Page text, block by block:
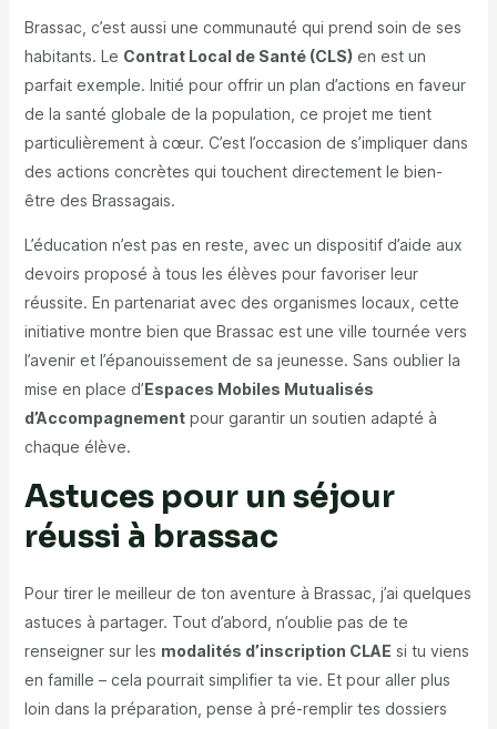
Brassac, c’est aussi une communauté qui prend soin de ses
habitants. Le Contrat Local de Santé (CLS)en est un
parfait exemple. Initié pour offrir un plan d’actions en faveur
de la santé globale de la population, ce projet me tient
particulièrement à cœur. C’est l’occasion de s’impliquer dans
des actions concrètes qui touchent directement le bien-
être des Brassagais.
L’éducation n’est pas en reste, avec un dispositif d’aide aux
devoirs proposé à tous les élèves pour favoriser leur
réussite. En partenariat avec des organismes locaux, cette
initiative montre bien que Brassac est une ville tournée vers
l’avenir et l’épanouissement de sa jeunesse. Sans oublier la
mise en place d’Espaces Mobiles Mutualisés
d’Accompagnementpour garantir un soutien adapté à
chaque élève.
Astuces pour un séjour
réussi à brassac
Pour tirer le meilleur de ton aventure à Brassac, j’ai quelques
astuces à partager. Tout d’abord, n’oublie pas de te
renseigner sur les modalités d’inscription CLAE si tu viens
en famille – cela pourrait simplifier ta vie. Et pour aller plus
loin dans la préparation, pense à pré-remplir tes dossiers